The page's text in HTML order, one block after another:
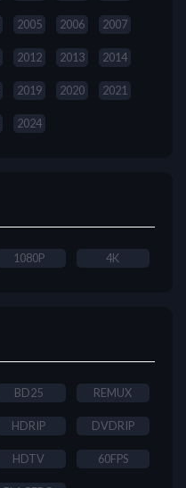
2005 2006 2007
2012 2013 2014
2019 2020 2021
2024
1080P 4K
BD25 REMUX
HDRIP DVDRIP
HDTV 60FPS